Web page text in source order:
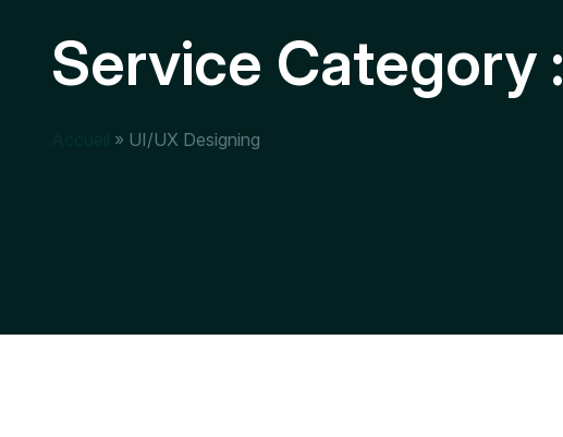
Service Category :
» UI/UX Designing